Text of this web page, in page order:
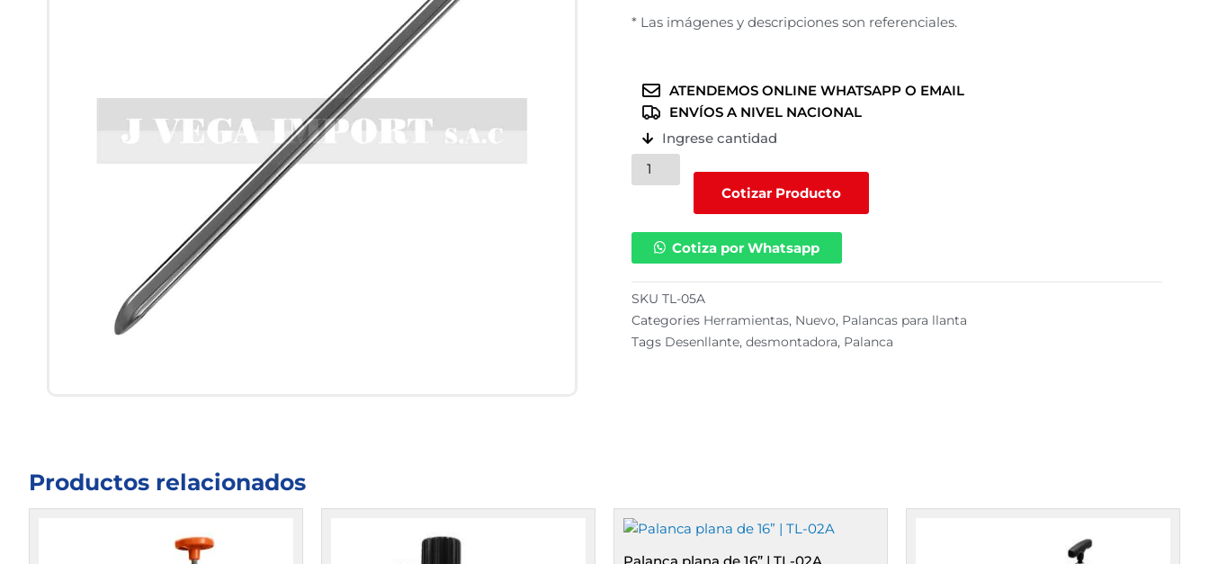
* Las imágenes y descripciones son referenciales.
ATENDEMOS ONLINE WHATSAPP O EMAIL
ENVÍOS A NIVEL NACIONAL
Ingrese cantidad
Palanca
plana
05A
cantidad
Cotizar Producto
Cotiza por Whatsapp
SKU TL-05A
Categories Herramientas, Nuevo, Palancas para llanta
Tags Desenllante, desmontadora, Palanca
Productos relacionados